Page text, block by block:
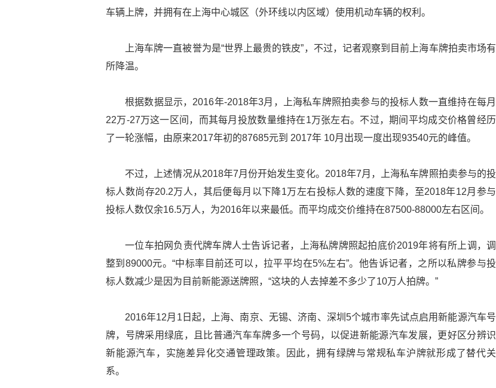
车辆上牌，并拥有在上海中心城区（外环线以内区域）使用机动车辆的权利。
上海车牌一直被誉为是“世界上最贵的铁皮”，不过，记者观察到目前上海车牌拍卖市场有
所降温。
根据数据显示，2016年-2018年3月，上海私车牌照拍卖参与的投标人数一直维持在每月
22万-27万这一区间，而其每月投放数量维持在1万张左右。不过，期间平均成交价格曾经历
了一轮涨幅，由原来2017年初的87685元到 2017年 10月出现一度出现93540元的峰值。
不过，上述情况从2018年7月份开始发生变化。2018年7月，上海私车牌照拍卖参与的投
标人数尚存20.2万人，其后便每月以下降1万左右投标人数的速度下降，至2018年12月参与
投标人数仅余16.5万人，为2016年以来最低。而平均成交价维持在87500-88000左右区间。
一位车拍网负责代牌车牌人士告诉记者，上海私牌牌照起拍底价2019年将有所上调，调
整到89000元。“中标率目前还可以，拉平平均在5%左右”。他告诉记者，之所以私牌参与投
标人数减少是因为目前新能源送牌照，“这块的人去掉差不多少了10万人拍牌。”
2016年12月1日起，上海、南京、无锡、济南、深圳5个城市率先试点启用新能源汽车号
牌，号牌采用绿底，且比普通汽车车牌多一个号码，以促进新能源汽车发展，更好区分辨识
新能源汽车，实施差异化交通管理政策。因此，拥有绿牌与常规私车沪牌就形成了替代关
系。